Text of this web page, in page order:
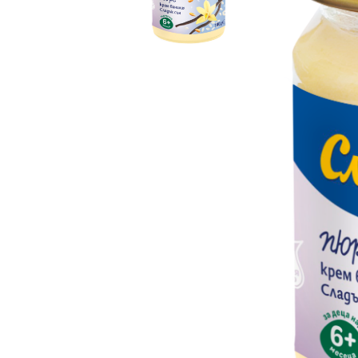
И
БЕБЕШКИ МАНИКЮР
МАЙКАТА
Козметика и перилни препарати